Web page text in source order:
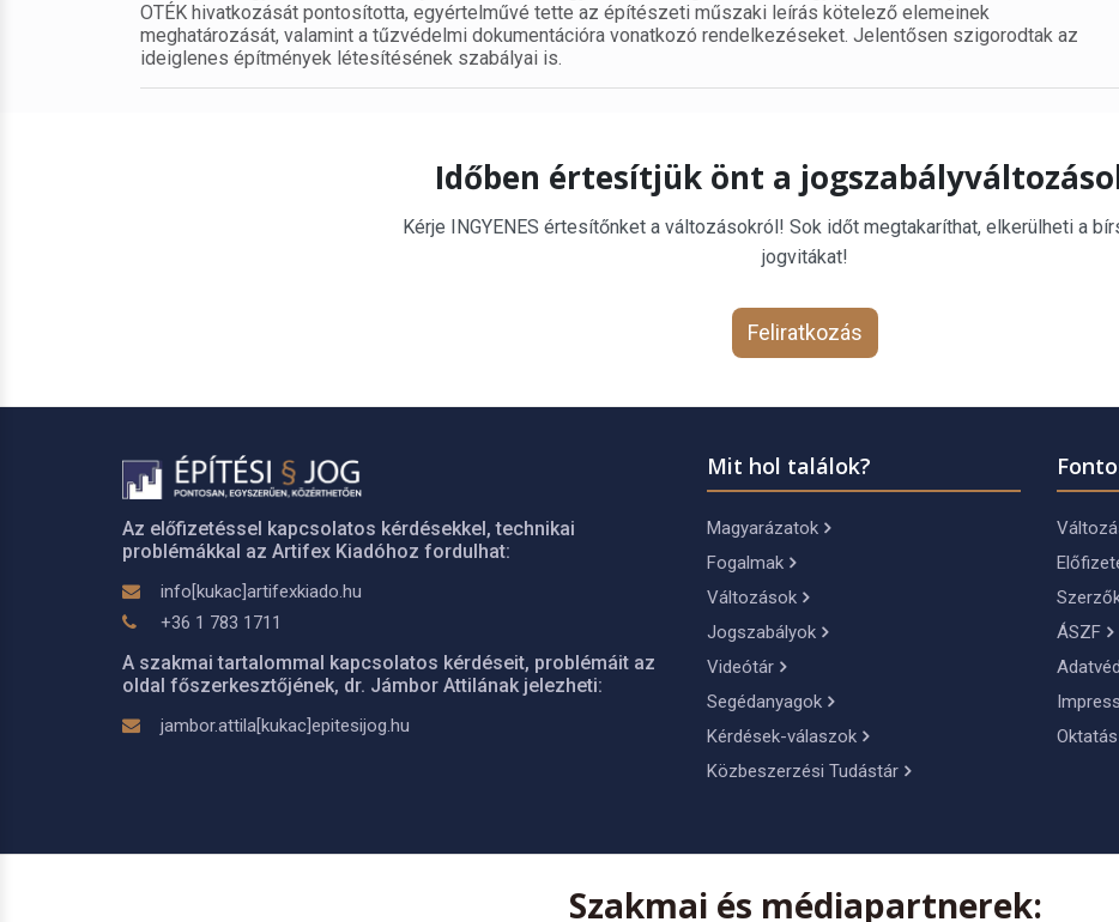
OTÉK hivatkozását pontosította, egyértelművé tette az építészeti műszaki leírás kötelező elemeinek
meghatározását, valamint a tűzvédelmi dokumentációra vonatkozó rendelkezéseket. Jelentősen szigorodtak az
ideiglenes építmények létesítésének szabályai is.
Időben értesítjük önt a
Kérje INGYENES értesítőnket a változásokról! Sok időt megtakaríthat, elkerülheti a
jogvitákat!
Feliratkozás
Az előfizetéssel kapcsolatos kérdésekkel, technikai
problémákkal az Artifex Kiadóhoz fordulhat:
info[kukac]artifexkiado.hu
+36 1 783 1711
A szakmai tartalommal kapcsolatos kérdéseit, problémáit az
oldal főszerkesztőjének, dr. Jámbor Attilának jelezheti:
jambor.attila[kukac]epitesijog.hu
Mit hol találok?
Magyarázatok
Fogalmak
Változások
Jogszabályok
Videótár
Segédanyagok
Kérdések-válaszok
Közbeszerzési Tudástár
ÁSZF
Oktatás
Szakmai és médiapartnerek: